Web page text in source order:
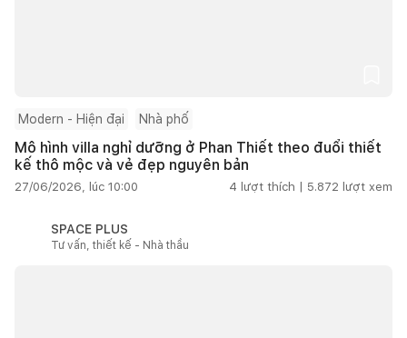
Modern - Hiện đại Nhà phố
Mô hình villa nghỉ dưỡng ở Phan Thiết theo đuổi thiết
kế thô mộc và vẻ đẹp nguyên bản
27/06/2026, lúc 10:00 4 lượt thích | 5.872 lượt xem
SPACE PLUS
Tư vấn, thiết kế - Nhà thầu